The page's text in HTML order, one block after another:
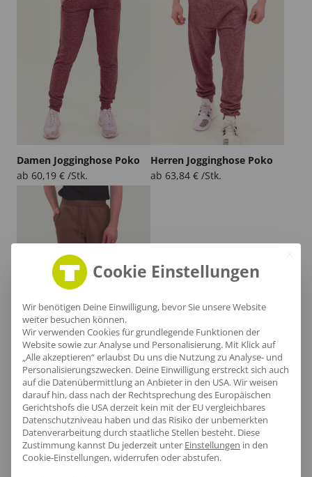
Damen Jogginghose Poko
ab 60,19 € /Stk.
Herren Jogginghose Poko
ab 63,84 € /Stk.
Unisex Jogginghose Raka
ab38,41€ /Stk.
Nachhaltig
Cookie Einstellungen
Wir benötigen Deine Einwilligung, bevor Sie unsere Website
weiter besuchen können.
Wir verwenden Cookies für grundlegende Funktionen der
Website sowie zur Analyse und Personalisierung. Mit Klick auf
„Alle akzeptieren“ erlaubst Du uns die Nutzung zu Analyse- und
Personalisierungszwecken. Deine Einwilligung erstreckt sich auch
auf die Datenübermittlung an Anbieter in den USA. Wir weisen
darauf hin, dass nach der Rechtsprechung des Europäischen
Gerichtshofs die USA derzeit kein mit der EU vergleichbares
Datenschutzniveau haben und das Risiko der unbemerkten
Datenverarbeitung durch staatliche Stellen besteht. Diese
Zustimmung kannst Du jederzeit unter Einstellungen in den
Cookie-Einstellungen, widerrufen oder abstufen.